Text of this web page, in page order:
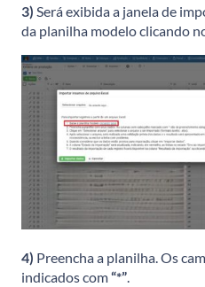
3) Será exibida a janela de
da planilha modelo clicando
4) Preencha a planilha. Os
indicados com“*”.